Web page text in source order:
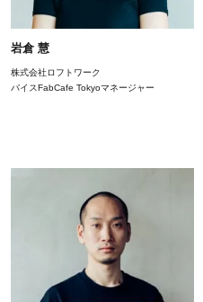
岩倉 慧
株式会社ロフトワーク
バイスFabCafe Tokyoマネージャー